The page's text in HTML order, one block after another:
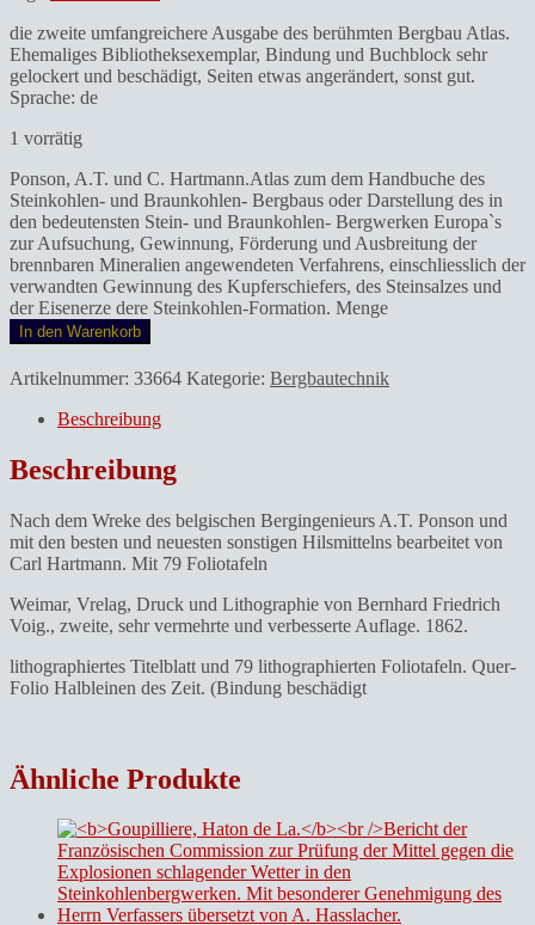
die zweite umfangreichere Ausgabe des berühmten Bergbau Atlas.
Ehemaliges Bibliotheksexemplar, Bindung und Buchblock sehr
gelockert und beschädigt, Seiten etwas angerändert, sonst gut.
Sprache: de
1 vorrätig
Ponson, A.T. und C. Hartmann.Atlas zum dem Handbuche des
Steinkohlen- und Braunkohlen- Bergbaus oder Darstellung des in
den bedeutensten Stein- und Braunkohlen- Bergwerken Europa`s
zur Aufsuchung, Gewinnung, Förderung und Ausbreitung der
brennbaren Mineralien angewendeten Verfahrens, einschliesslich der
verwandten Gewinnung des Kupferschiefers, des Steinsalzes und
der Eisenerze dere Steinkohlen-Formation. Menge
In den Warenkorb
Artikelnummer: 33664 Kategorie: Bergbautechnik
Beschreibung
Beschreibung
Nach dem Wreke des belgischen Bergingenieurs A.T. Ponson und
mit den besten und neuesten sonstigen Hilsmittelns bearbeitet von
Carl Hartmann. Mit 79 Foliotafeln
Weimar, Vrelag, Druck und Lithographie von Bernhard Friedrich
Voig., zweite, sehr vermehrte und verbesserte Auflage. 1862.
lithographiertes Titelblatt und 79 lithographierten Foliotafeln. Quer-
Folio Halbleinen des Zeit. (Bindung beschädigt
Ähnliche Produkte